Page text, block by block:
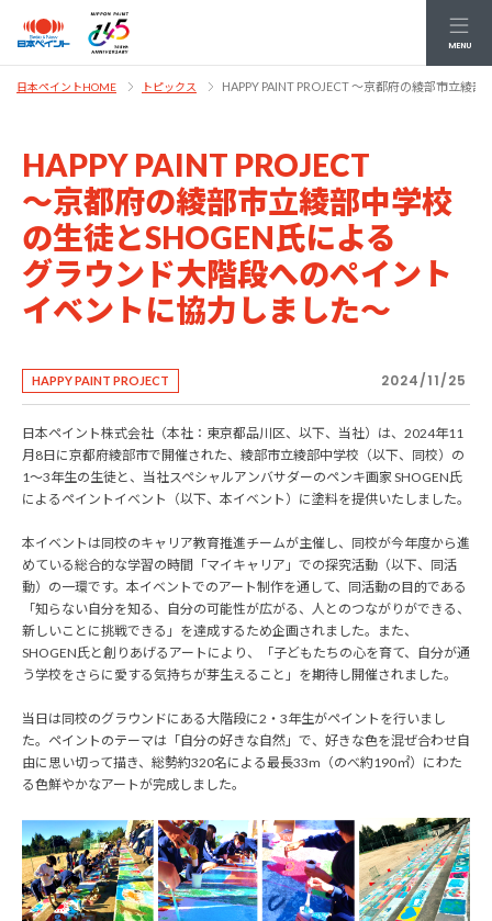
MENU
日本ペイントHOME トピックス HAPPY PAINT PROJECT ～京都府の綾部市立綾
HAPPY PAINT PROJECT
～京都府の綾部市立綾部中学校
の生徒とSHOGEN氏による
グラウンド大階段へのペイント
イベントに協力しました～
HAPPY PAINT PROJECT 2024/11/25
日本ペイント株式会社（本社：東京都品川区、以下、当社）は、2024年11
月8日に京都府綾部市で開催された、綾部市立綾部中学校（以下、同校）の
1～3年生の生徒と、当社スペシャルアンバサダーのペンキ画家 SHOGEN氏
によるペイントイベント（以下、本イベント）に塗料を提供いたしました。
本イベントは同校のキャリア教育推進チームが主催し、同校が今年度から進
めている総合的な学習の時間「マイキャリア」での探究活動（以下、同活
動）の一環です。本イベントでのアート制作を通して、同活動の目的である
「知らない自分を知る、自分の可能性が広がる、人とのつながりができる、
新しいことに挑戦できる」を達成するため企画されました。また、
SHOGEN氏と創りあげるアートにより、「子どもたちの心を育て、自分が通
う学校をさらに愛する気持ちが芽生えること」を期待し開催されました。
当日は同校のグラウンドにある大階段に2・3年生がペイントを行いまし
た。ペイントのテーマは「自分の好きな自然」で、好きな色を混ぜ合わせ自
由に思い切って描き、総勢約320名による最長33m（のべ約190㎡）にわた
る色鮮やかなアートが完成しました。